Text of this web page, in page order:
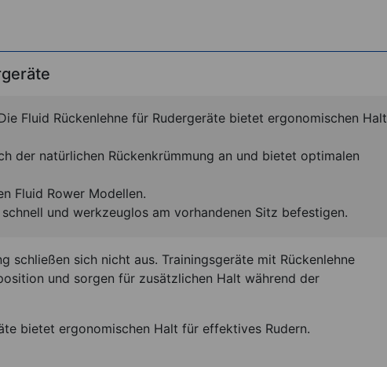
Fluid Rückenlehne für Rudergeräte bietet ergonomischen Halt
der natürlichen Rückenkrümmung an und bietet optimalen
Fluid Rower Modellen.
und werkzeuglos am vorhandenen Sitz befestigen.
schließen sich nicht aus. Trainingsgeräte mit Rückenlehne
und sorgen für zusätzlichen Halt während der
bietet ergonomischen Halt für effektives Rudern.
Fluid Antirutsch-
Schutzmatte, LxB 225x90
cm
Fluid Tablethalterung für
Apollo Pro